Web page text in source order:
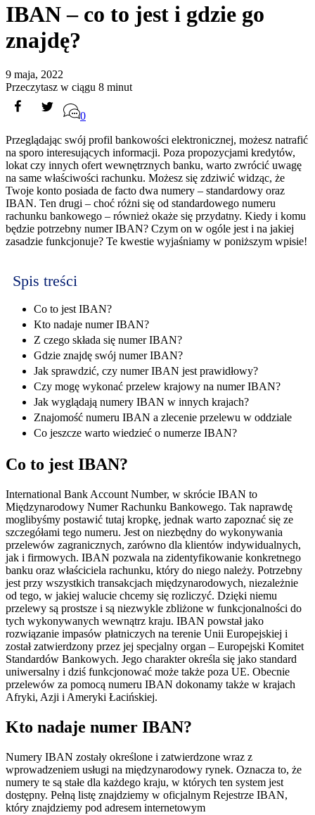
IBAN – co to jest i gdzie go
znajdę?
9 maja, 2022
Przeczytasz w ciągu 8 minut
0
Przeglądając swój profil bankowości elektronicznej, możesz natrafić
na sporo interesujących informacji. Poza propozycjami kredytów,
lokat czy innych ofert wewnętrznych banku, warto zwrócić uwagę
na same właściwości rachunku. Możesz się zdziwić widząc, że
Twoje konto posiada de facto dwa numery – standardowy oraz
IBAN. Ten drugi – choć różni się od standardowego numeru
rachunku bankowego – również okaże się przydatny. Kiedy i komu
będzie potrzebny numer IBAN? Czym on w ogóle jest i na jakiej
zasadzie funkcjonuje? Te kwestie wyjaśniamy w poniższym wpisie!
Spis treści
Co to jest IBAN?
Kto nadaje numer IBAN?
Z czego składa się numer IBAN?
Gdzie znajdę swój numer IBAN?
Jak sprawdzić, czy numer IBAN jest prawidłowy?
Czy mogę wykonać przelew krajowy na numer IBAN?
Jak wyglądają numery IBAN w innych krajach?
Znajomość numeru IBAN a zlecenie przelewu w oddziale
Co jeszcze warto wiedzieć o numerze IBAN?
Co to jest IBAN?
International Bank Account Number, w skrócie IBAN to
Międzynarodowy Numer Rachunku Bankowego. Tak naprawdę
moglibyśmy postawić tutaj kropkę, jednak warto zapoznać się ze
szczegółami tego numeru. Jest on niezbędny do wykonywania
przelewów zagranicznych, zarówno dla klientów indywidualnych,
jak i firmowych. IBAN pozwala na zidentyfikowanie konkretnego
banku oraz właściciela rachunku, który do niego należy. Potrzebny
jest przy wszystkich transakcjach międzynarodowych, niezależnie
od tego, w jakiej walucie chcemy się rozliczyć. Dzięki niemu
przelewy są prostsze i są niezwykle zbliżone w funkcjonalności do
tych wykonywanych wewnątrz kraju. IBAN powstał jako
rozwiązanie impasów płatniczych na terenie Unii Europejskiej i
został zatwierdzony przez jej specjalny organ – Europejski Komitet
Standardów Bankowych. Jego charakter określa się jako standard
uniwersalny i dziś funkcjonować może także poza UE. Obecnie
przelewów za pomocą numeru IBAN dokonamy także w krajach
Afryki, Azji i Ameryki Łacińskiej.
Kto nadaje numer IBAN?
Numery IBAN zostały określone i zatwierdzone wraz z
wprowadzeniem usługi na międzynarodowy rynek. Oznacza to, że
numery te są stałe dla każdego kraju, w których ten system jest
dostępny. Pełną listę znajdziemy w oficjalnym Rejestrze IBAN,
który znajdziemy pod adresem internetowym